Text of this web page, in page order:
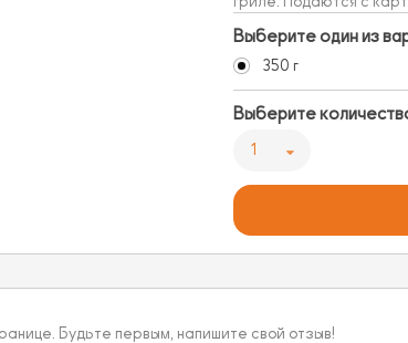
Выберите один из
350 г
Выберите
1
Будьте первым, напишите свой отзыв!